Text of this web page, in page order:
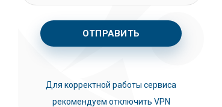
ОТПРАВИТЬ
Для корректной работы сервиса
рекомендуем отключить VPN